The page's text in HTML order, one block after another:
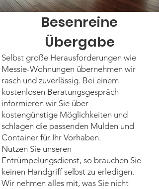
Besenreine
Übergabe
Selbst große Herausforderungen wie
Messie-Wohnungen übernehmen wir
rasch und zuverlässig. Bei einem
kostenlosen Beratungsgespräch
informieren wir Sie über
kostengünstige Möglichkeiten und
schlagen die passenden Mulden und
Container für Ihr Vorhaben.
Nutzen Sie unseren
Entrümpelungsdienst, so brauchen Sie
keinen Handgriff selbst zu erledigen.
Wir nehmen alles mit, was Sie nicht